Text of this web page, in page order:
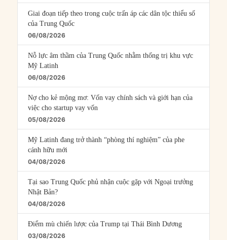
Giai đoạn tiếp theo trong cuộc trấn áp các dân tộc thiểu số
của Trung Quốc
06/08/2026
Nỗ lực âm thầm của Trung Quốc nhằm thống trị khu vực
Mỹ Latinh
06/08/2026
Nợ cho kẻ mộng mơ: Vốn vay chính sách và giới hạn của
việc cho startup vay vốn
05/08/2026
Mỹ Latinh đang trở thành “phòng thí nghiệm” của phe
cánh hữu mới
04/08/2026
Tại sao Trung Quốc phủ nhận cuộc gặp với Ngoại trưởng
Nhật Bản?
04/08/2026
Điểm mù chiến lược của Trump tại Thái Bình Dương
03/08/2026